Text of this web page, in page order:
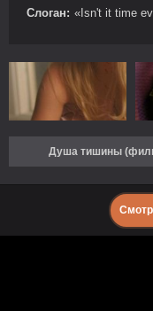
Слоган: «Isn't it time
Душа тишины